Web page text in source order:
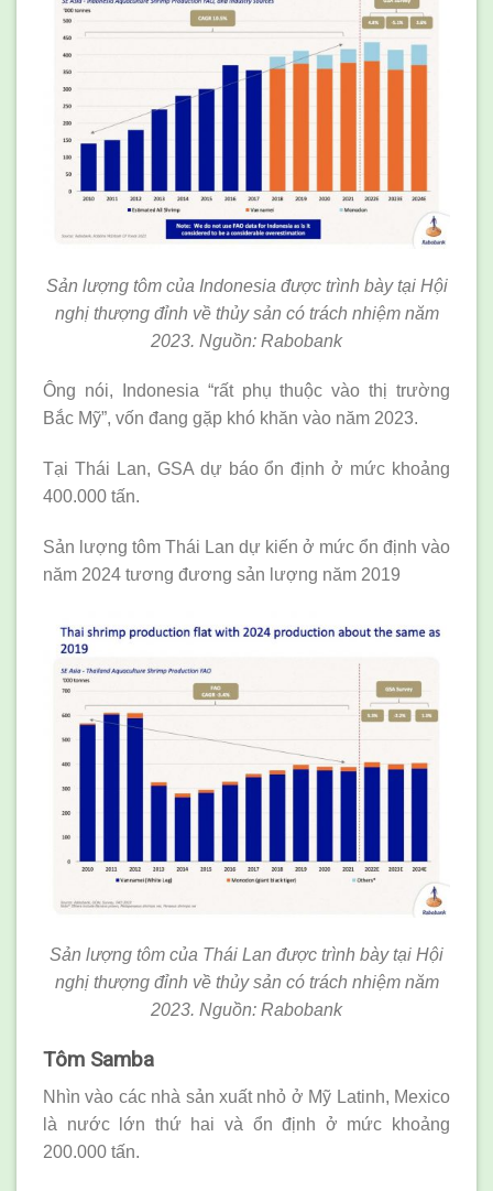
Sản lượng tôm của Indonesia được trình bày tại Hội
nghị thượng đỉnh về thủy sản có trách nhiệm năm
2023. Nguồn: Rabobank
Ông nói, Indonesia “rất phụ thuộc vào thị trường
Bắc Mỹ”, vốn đang gặp khó khăn vào năm 2023.
Tại Thái Lan, GSA dự báo ổn định ở mức khoảng
400.000 tấn.
Sản lượng tôm Thái Lan dự kiến ở mức ổn định vào
năm 2024 tương đương sản lượng năm 2019
Sản lượng tôm của Thái Lan được trình bày tại Hội
nghị thượng đỉnh về thủy sản có trách nhiệm năm
2023. Nguồn: Rabobank
Tôm Samba
Nhìn vào các nhà sản xuất nhỏ ở Mỹ Latinh, Mexico
là nước lớn thứ hai và ổn định ở mức khoảng
200.000 tấn.